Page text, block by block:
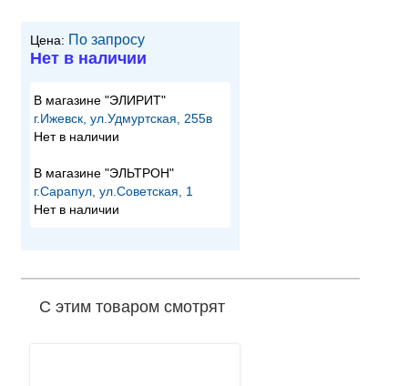
Цена: По запросу
Нет в наличии
В магазине "ЭЛИРИТ"
г.Ижевск, ул.Удмуртская, 255в
Нет в наличии
В магазине "ЭЛЬТРОН"
г.Сарапул, ул.Советская, 1
Нет в наличии
С этим товаром смотрят